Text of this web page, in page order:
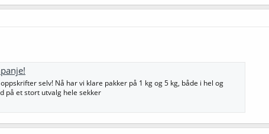
selv! Nå har vi klare pakker på 1 kg og 5 kg, både i hel og
på et stort utvalg hele sekker